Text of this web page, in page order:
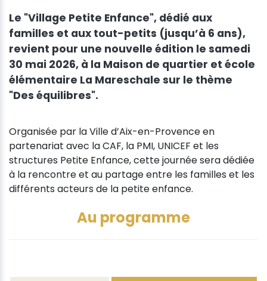
Le "Village Petite Enfance", dédié aux
familles et aux tout-petits (jusqu’à 6 ans),
revient pour une nouvelle édition le samedi
30 mai 2026, à la Maison de quartier et école
élémentaire La Mareschale sur le thème
"Des équilibres".
Organisée par la Ville d’Aix-en-Provence en
partenariat avec la CAF, la PMI, UNICEF et les
structures Petite Enfance, cette journée sera dédiée
à la rencontre et au partage entre les familles et les
différents acteurs de la petite enfance.
Au programme